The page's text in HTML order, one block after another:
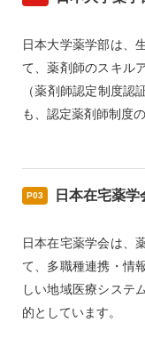
日本大学薬学部は、
て、薬剤師のスキル
（薬剤師認定制度認
も、認定薬剤師制度
P03 日本在宅薬学
日本在宅薬学会は、
て、多職種連携・情
しい地域医療システ
的としています。